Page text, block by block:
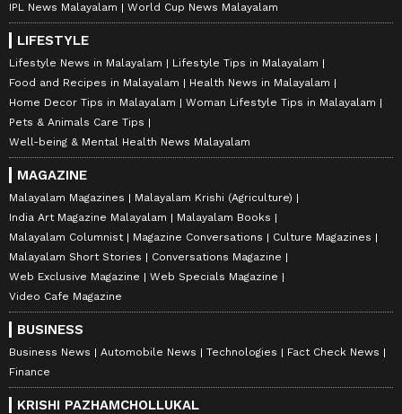
IPL News Malayalam
World Cup News Malayalam
LIFESTYLE
Lifestyle News in Malayalam
Lifestyle Tips in Malayalam
Food and Recipes in Malayalam
Health News in Malayalam
Home Decor Tips in Malayalam
Woman Lifestyle Tips in Malayalam
Pets & Animals Care Tips
Well-being & Mental Health News Malayalam
MAGAZINE
Malayalam Magazines
Malayalam Krishi (Agriculture)
India Art Magazine Malayalam
Malayalam Books
Malayalam Columnist
Magazine Conversations
Culture Magazines
Malayalam Short Stories
Conversations Magazine
Web Exclusive Magazine
Web Specials Magazine
Video Cafe Magazine
BUSINESS
Business News Automobile News Technologies
Fact Check News
Finance
KRISHI PAZHAMCHOLLUKAL